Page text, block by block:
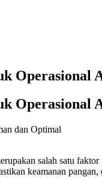
Operasional
Operasional
salah satu
keamanan